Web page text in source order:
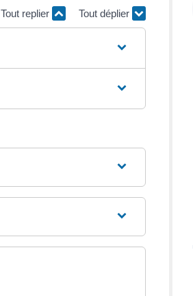
Tout replier Tout déplier